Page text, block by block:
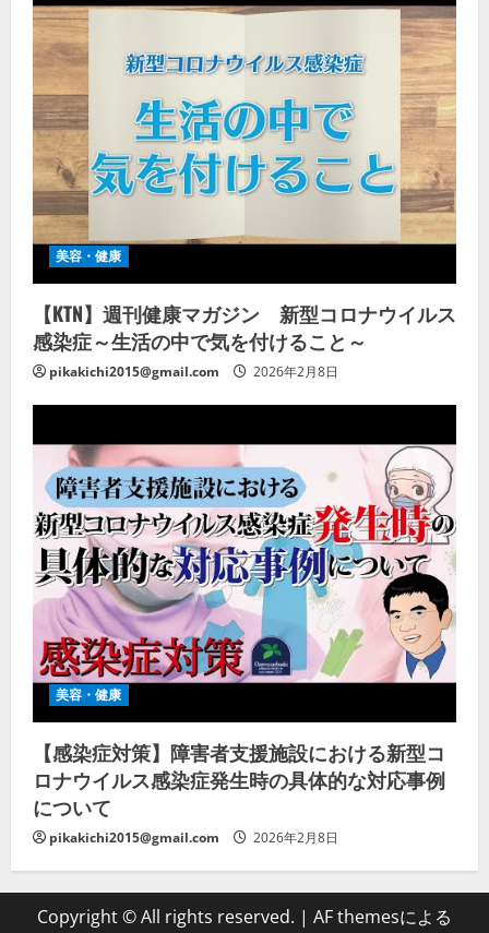
美容・健康
【KTN】週刊健康マガジン 新型コロナウイルス
感染症～生活の中で気を付けること～
pikakichi2015@gmail.com 2026年2月8日
美容・健康
【感染症対策】障害者支援施設における新型コ
ロナウイルス感染症発生時の具体的な対応事例
について
pikakichi2015@gmail.com 2026年2月8日
Copyright © All rights reserved. | AF themesによる